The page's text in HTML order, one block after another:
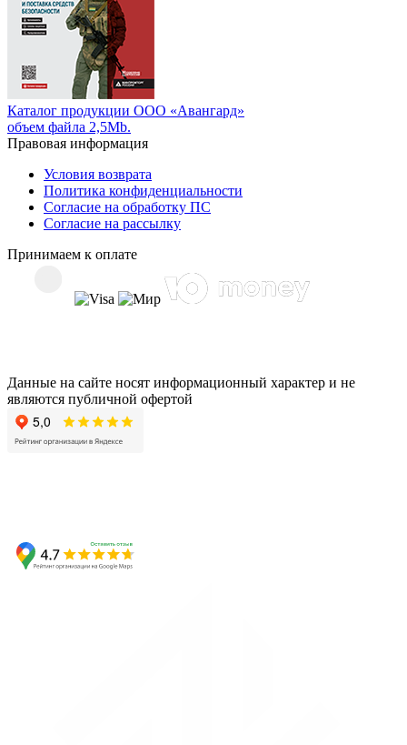
Каталог продукции ООО «Авангард»
объем файла 2,5Mb.
Правовая информация
Условия возврата
Политика конфиденциальности
Согласие на обработку ПС
Согласие на рассылку
Принимаем к оплате
Данные на сайте носят информационный характер и не
являются публичной офертой